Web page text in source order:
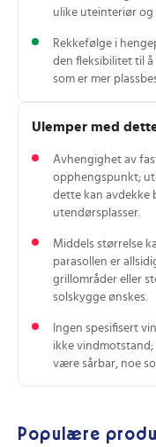
ulike uteinteriør og
Rekkefølge i
den fleksibilitet til
som er mer
Ulemper med
Avhengighet av
opphengspunkt;
dette kan avdekke
utendørsplasser.
Middels størrelse
parasollen er
grillområder eller
solskygge ønskes.
Ingen spesifisert
ikke vindmotstand;
være sårbar, noe
Populære